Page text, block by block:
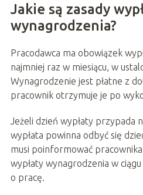
Jakie są zasady
wynagrodzenia?
Pracodawca ma obowiązek
najmniej raz w miesiącu, w
Wynagrodzenie jest płatne z
pracownik otrzymuje je po
Jeżeli dzień wypłaty przypada
wypłata powinna odbyć się
musi poinformować
wypłaty wynagrodzenia w
o pracę.